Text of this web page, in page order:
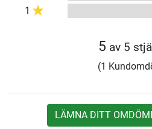
1
5 av 5
(1
LÄMNA DITT